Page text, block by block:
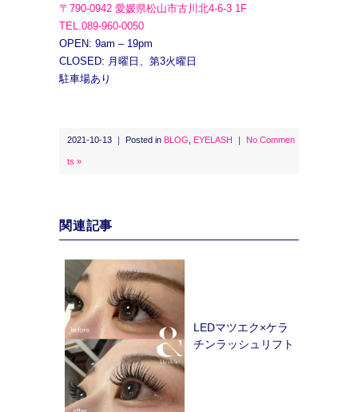
〒790-0942 愛媛県松山市古川北4-6-3 1F
TEL.089-960-0050
OPEN: 9am – 19pm
CLOSED: 月曜日、第3火曜日
駐車場あり
2021-10-13 ｜ Posted in BLOG EYELASH ｜ No Commen
ts »
関連記事
LEDマツエク×ケラ
チンラッシュリフト